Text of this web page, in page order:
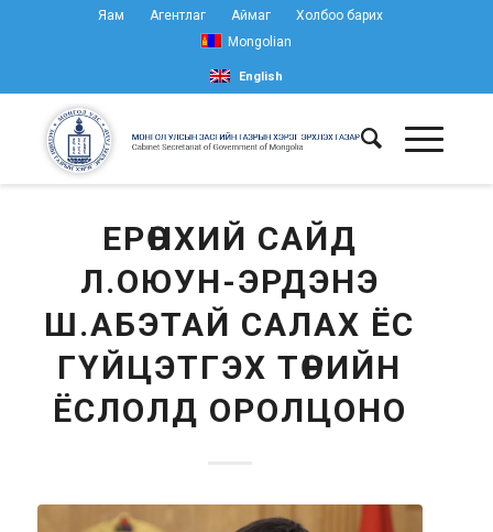
Яам Агентлаг Аймаг
Холбоо барих
Mongolian
English
ЕРӨНХИЙ САЙД
Л.ОЮУН-ЭРДЭНЭ
Ш.АБЭТАЙ САЛАХ ЁС
ГҮЙЦЭТГЭХ ТӨРИЙН
ЁСЛОЛД ОРОЛЦОНО